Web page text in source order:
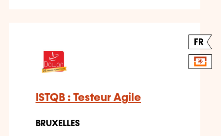
FR
ISTQB : Testeur Agile
BRUXELLES